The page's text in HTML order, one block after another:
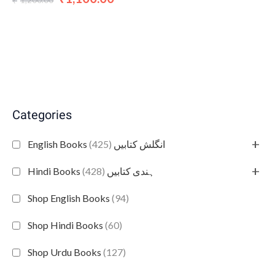
Categories
English Books انگلش کتابیں (425) +
Hindi Books ہندی کتابیں (428) +
Shop English Books (94)
Shop Hindi Books (60)
Shop Urdu Books (127)